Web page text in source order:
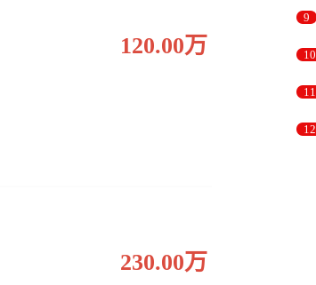
120.00万
230.00万
9
10
11
12